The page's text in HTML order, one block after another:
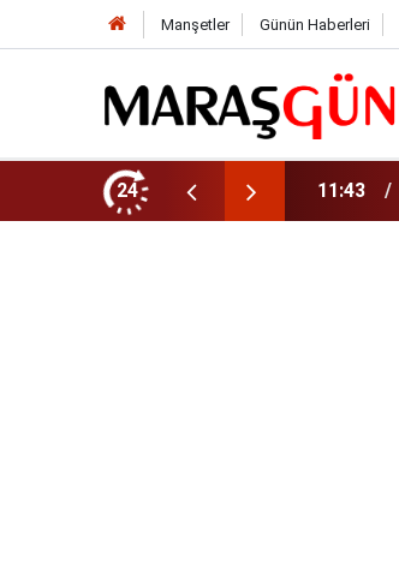
Manşetler Günün Haberleri
24
81 ilde 30 bin personel alınacak 11:40